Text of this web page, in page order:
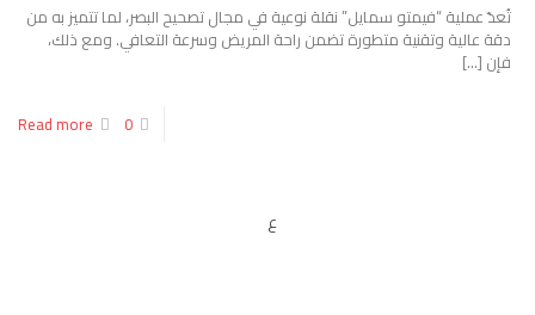
تُعدّ عملية “فيمتو سمايل” نقلة نوعية في مجال تصحيح البصر، لما تتميز به من
دقة عالية وتقنية متطورة تضمن راحة المريض وسرعة التعافي. ومع ذلك،
فإن […]
0
Read more
ع